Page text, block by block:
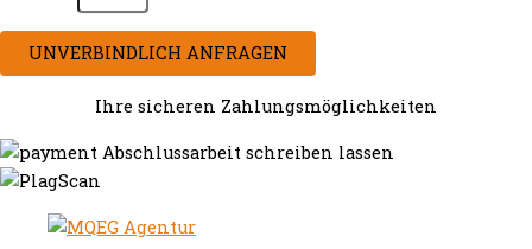
UNVERBINDLICH ANFRAGEN
Ihre sicheren Zahlungsmöglichkeiten